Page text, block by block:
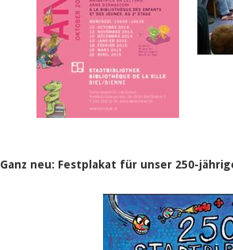
Ganz neu: Festplakat für unser 250-